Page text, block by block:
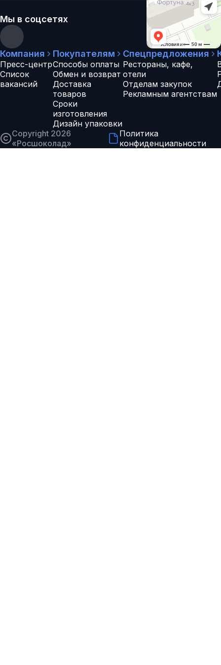
Мы в соцсетях
Компания
Пресс-центр
Список
вакансий
Покупателям
Способы оплаты
Обмен и возврат
Доставка
товаров
Сроки
изготовления
Дизайн упаковки
Спецпредложения
Рестораны, кафе,
отели
Отделам закупок
Рекламным агентствам
Copyright 2026
«Росшоколад»
Политика
конфиденциальности